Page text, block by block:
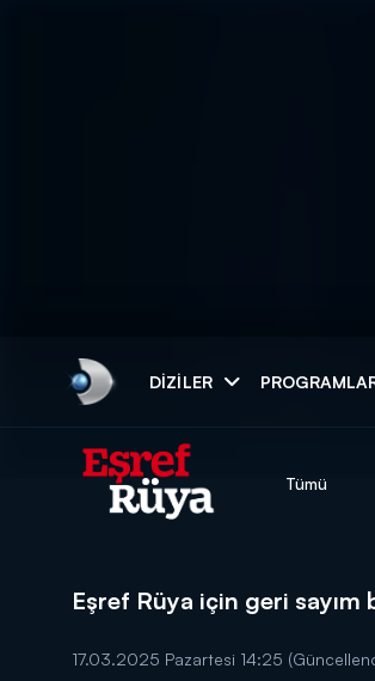
DIZILER
Tümü
Eşref Rüya için geri sayım
17.03.2025 Pazartesi 14:25